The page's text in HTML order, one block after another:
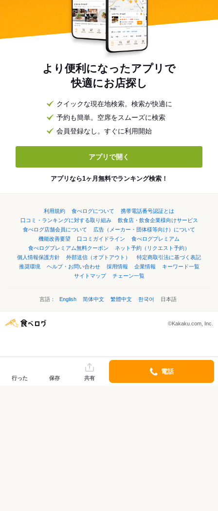
より便利になったアプリで
快適にお店探し
クイックな現在地検索。検索が快適に
予約も簡単。空席をスムーズに検索
会員登録なし。すぐに利用開始
アプリで開く
アプリなら1ヶ月無料でランキング検索！
利用規約 食べログについて
携帯電話番号認証とは
口コミ・ランキングに対する取り組み
飲食店・飲食企業様向けサービス
食べログ店舗会員について
広告（メーカー・団体様等向け）について
機能改善要望
口コミガイドライン
食べログプレミアム
食べログプレミアム無料クーポン
ネット予約（リクエスト予約）
個人情報保護方針
外部送信（オプトアウト）
特定商取引法に基づく表記
推奨環境
ヘルプ・お問い合わせ 採用情報 企業情報
キーワード一覧
サイトマップ
チェーン一覧
言語： English 简体中文 繁體中文 한국어 日本語
©Kakaku.com, Inc.
行った 保存 共有
電話